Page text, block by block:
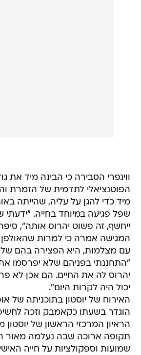
ווינפרי הסבירה כי הבינה מיד את
הפוטנציאלי לתדמית של הזמרת
מיד כדי להגן על עליה, שהייתה
שפל פגיעה במיוחד בחייה.
ייחשף, זה פשוט יהרוס אותה",
המגישה אמרה כי למרות
עם מצלמות, היא הפצירה בהם
"התחננתי בפניהם שלא יפרסמו
יהרוס לה את החיים. הם אכן לא
יכול היה לקרות היום".
הוגדר בשעתו כקאמבק וזכה
הראיון המרכזי הראשון של
תקופה ארוכה שבה נעלמה מאור
שמועות וספקולציות על חייה